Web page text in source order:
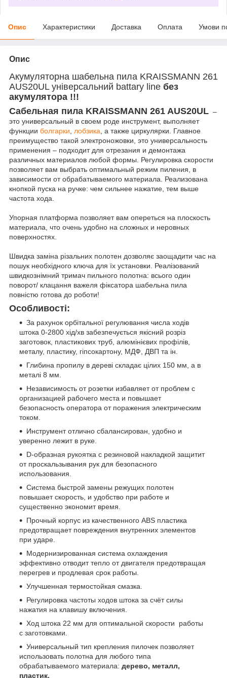
Опис Характеристики Доставка Оплата Умови
Опис
Акумуляторна шабельна пила KRAISSMANN 261
AUS20UL універсальний battary line без
акумулятора !!!
Сабельная пила KRAISSMANN 261 AUS20UL –
это универсальный в своем роде инструмент, выполняет
функции болгарки лобзика , а также циркулярки. Главное
преимущество такой электроножовки, это универсальность
применения – подходит для отрезания и демонтажа
различных материалов любой формы. Регулировка скорости
позволяет вам выбрать оптимальный режим пиления, в
зависимости от обрабатываемого материала. Реализована
кнопкой пуска на ручке: чем сильнее нажатие, тем выше
частота хода.
Упорная платформа позволяет вам опереться на плоскость
материала, что очень удобно на сложных и неровных
поверхностях.
Швидка заміна різальних полотен дозволяє заощадити час на
пошук необхідного ключа для їх установки. Реалізований
швидкознімний тримач пильного полотна: всього один
поворот/ клацання важеля фіксатора шабельна пила
повністю готова до роботи!
Особливості:
За рахунок орбітальної регулювання числа ходів
штока 0-2800 хід/хв забезпечується якісний розріз
заготовок, пластикових труб, алюмінієвих профілів,
металу, пластику, гіпсокартону, МДФ, ДВП та ін.
Глибина пропилу в дереві складає цілих 150 мм, а в
металі 8 мм.
Независимость от розетки избавляет от проблем с
организацией рабочего места и повышает
безопасность оператора от поражения электрическим
током.
Инструмент отлично сбалансирован, удобно и
уверенно лежит в руке.
D-образная рукоятка с резиновой накладкой защитит
от проскальзывания рук для безопасного
использования.
Система быстрой замены режущих полотен
повышает скорость, и удобство при работе и
существенно экономит время.
Прочный корпус из качественного ABS пластика
предотвращает повреждения внутренних элементов
при ударе.
Модернизированная система охлаждения
эффективно отводит тепло от двигателя предотвращая
перегрев и продлевая срок работы.
Улучшенная термостойкая смазка.
Регулировка частоты ходов штока за счёт силы
нажатия на клавишу включения.
Ход штока 22 мм для оптимальной скорости работы
с заготовками.
Универсальный тип крепления пилочек позволяет
использовать полотна для любого типа
обрабатываемого материала: дерево, металл,
пластик.